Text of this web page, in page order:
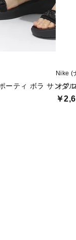
ーティ ボラ サンダル
Nike (
オフ
￥